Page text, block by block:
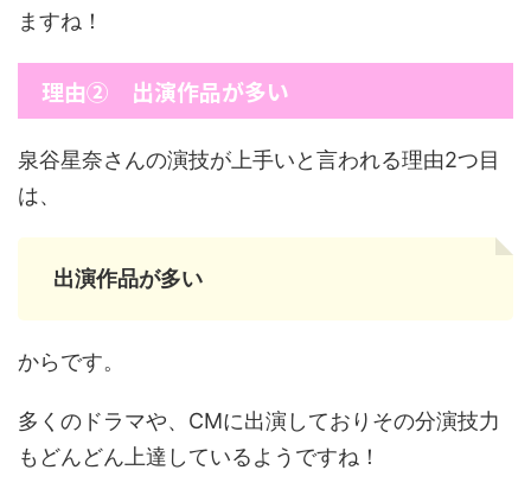
ますね！
理由② 出演作品が多い
泉谷星奈さんの演技が上手いと言われる理由2つ目
は、
出演作品が多い
からです。
多くのドラマや、CMに出演しておりその分演技力
もどんどん上達しているようですね！